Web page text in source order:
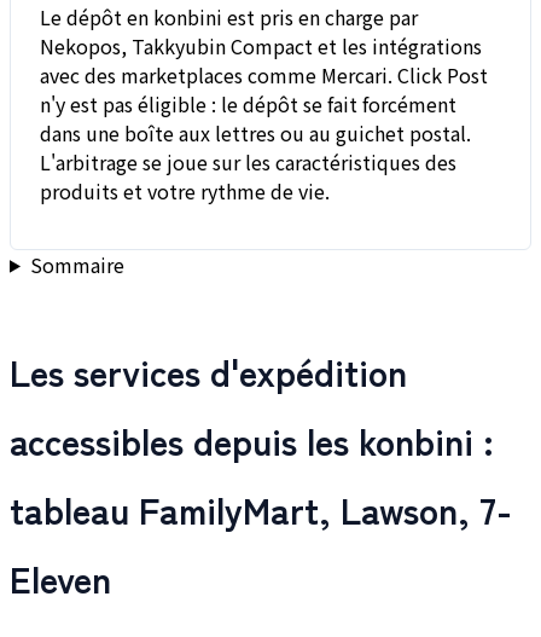
Le dépôt en konbini est pris en charge par
Nekopos, Takkyubin Compact et les intégrations
avec des marketplaces comme Mercari. Click Post
n'y est pas éligible : le dépôt se fait forcément
dans une boîte aux lettres ou au guichet postal.
L'arbitrage se joue sur les caractéristiques des
produits et votre rythme de vie.
Sommaire
Les services d'expédition
accessibles depuis les konbini :
tableau FamilyMart, Lawson, 7-
Eleven